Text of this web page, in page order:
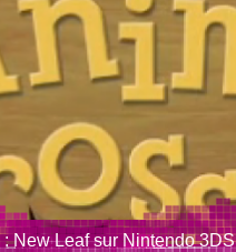
New Leaf sur Nintendo 3DS